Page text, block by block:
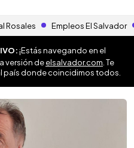
Rosales Empleos El Salvador
¡Estás navegando en el
versión deelsalvador.com . Te
país donde coincidimos todos.